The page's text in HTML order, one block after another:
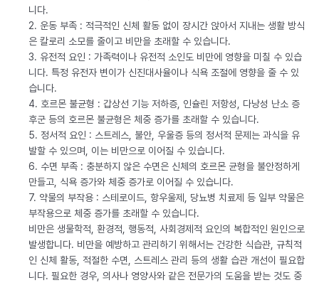
니다.
2. 운동 부족 : 적극적인 신체 활동 없이 장시간 앉아서 지내는 생활 방식
은 칼로리 소모를 줄이고 비만을 초래할 수 있습니다.
3. 유전적 요인 : 가족력이나 유전적 소인도 비만에 영향을 미칠 수 있습
니다. 특정 유전자 변이가 신진대사율이나 식욕 조절에 영향을 줄 수 있
습니다.
4. 호르몬 불균형 : 갑상선 기능 저하증, 인슐린 저항성, 다낭성 난소 증
후군 등의 호르몬 불균형은 체중 증가를 초래할 수 있습니다.
5. 정서적 요인 : 스트레스, 불안, 우울증 등의 정서적 문제는 과식을 유
발할 수 있으며, 이는 비만으로 이어질 수 있습니다.
6. 수면 부족 : 충분하지 않은 수면은 신체의 호르몬 균형을 불안정하게
만들고, 식욕 증가와 체중 증가로 이어질 수 있습니다.
7. 약물의 부작용 : 스테로이드, 항우울제, 당뇨병 치료제 등 일부 약물은
부작용으로 체중 증가를 초래할 수 있습니다.
비만은 생물학적, 환경적, 행동적, 사회경제적 요인의 복합적인 원인으로
발생합니다. 비만을 예방하고 관리하기 위해서는 건강한 식습관, 규칙적
인 신체 활동, 적절한 수면, 스트레스 관리 등의 생활 습관 개선이 필요합
니다. 필요한 경우, 의사나 영양사와 같은 전문가의 도움을 받는 것도 중